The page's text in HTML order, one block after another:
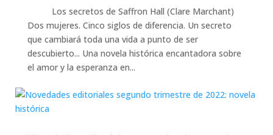
Los secretos de Saffron Hall (Clare Marchant)
Dos mujeres. Cinco siglos de diferencia. Un secreto
que cambiará toda una vida a punto de ser
descubierto... Una novela histórica encantadora sobre
el amor y la esperanza en...